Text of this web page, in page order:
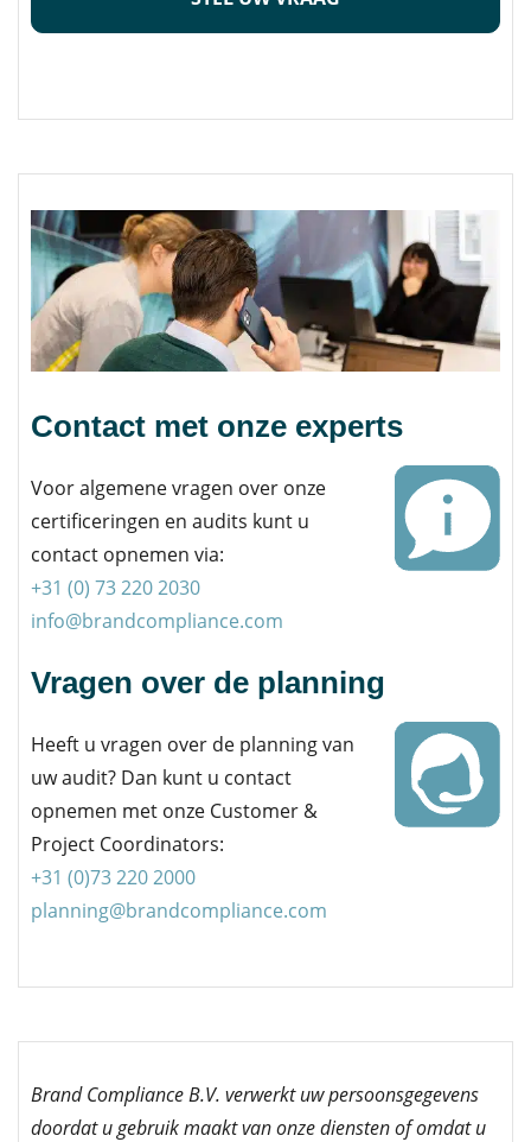
Contact met onze experts
Voor algemene vragen over onze
certificeringen en audits kunt u
contact opnemen via:
+31 (0) 73 220 2030
info@brandcompliance.com
Vragen over de planning
Heeft u vragen over de planning van
uw audit? Dan kunt u contact
opnemen met onze Customer &
Project Coordinators:
+31 (0)73220 2000
planning@brandcompliance.com
Brand Compliance B.V. verwerkt uw persoonsgegevens
doordat u gebruik maakt van onze diensten of omdat u